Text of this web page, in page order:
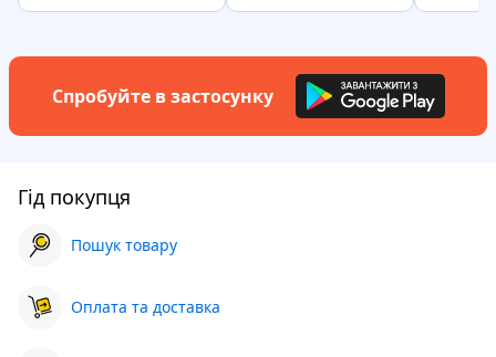
Спробуйте в застосунку
Гід покупця
Пошук товару
Оплата та доставка